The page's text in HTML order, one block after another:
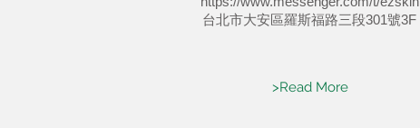
​台北市大安區羅斯福路三段301號3F
>Read More